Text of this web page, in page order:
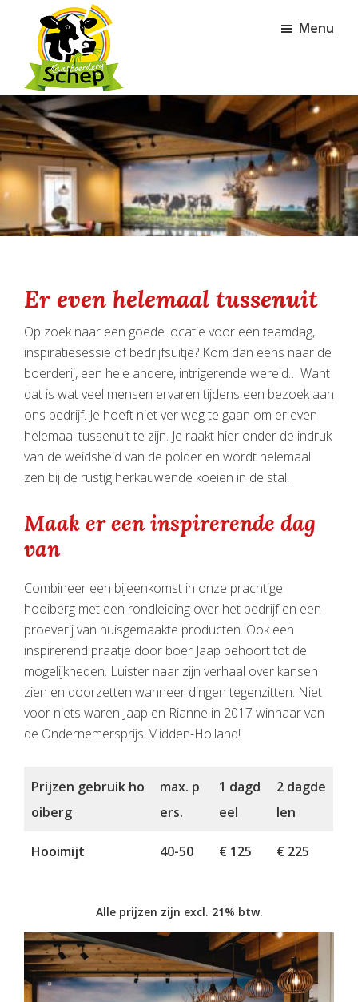
hoofd
inhoud
voettekst
Kaasboerderij
Schep
Menu
Er even helemaal tussenuit
Op zoek naar een goede locatie voor een teamdag,
inspiratiesessie of bedrijfsuitje? Kom dan eens naar de
boerderij, een hele andere, intrigerende wereld… Want
dat is wat veel mensen ervaren tijdens een bezoek aan
ons bedrijf. Je hoeft niet ver weg te gaan om er even
helemaal tussenuit te zijn. Je raakt hier onder de indruk
van de weidsheid van de polder en wordt helemaal
zen bij de rustig herkauwende koeien in de stal.
Maak er een inspirerende dag
van
Combineer een bijeenkomst in onze prachtige
hooiberg met een rondleiding over het bedrijf en een
proeverij van huisgemaakte producten. Ook een
inspirerend praatje door boer Jaap behoort tot de
mogelijkheden. Luister naar zijn verhaal over kansen
zien en doorzetten wanneer dingen tegenzitten. Niet
voor niets waren Jaap en Rianne in 2017 winnaar van
de Ondernemersprijs Midden-Holland!
Prijzen gebruik ho
oiberg
max. p
ers.
1 dagd
eel
2 dagde
len
Hooimijt 40-50 € 125 € 225
Alle prijzen zijn excl. 21% btw.